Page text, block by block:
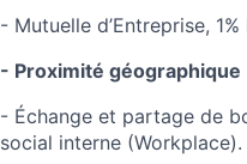
- Mutuelle d’Entreprise,
- Proximité géographique
- Échange et partage de
social interne (Workplace).